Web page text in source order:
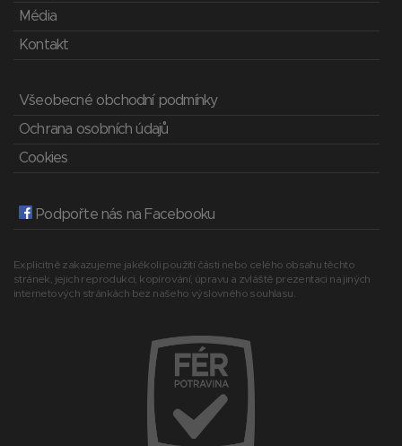
Média
Kontakt
Všeobecné obchodní podmínky
Ochrana osobních údajů
Cookies
Podpořte nás na Facebooku
Explicitně zakazujeme jakékoli použití části nebo celého obsahu těchto
stránek, jejich reprodukci, kopírování, úpravu a zvláště prezentaci na jiných
internetových stránkách bez našeho výslovného souhlasu.